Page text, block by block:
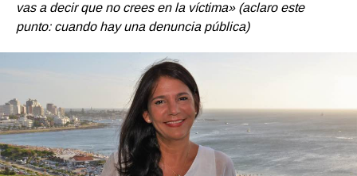
vas a decir que no crees en la víctima» (aclaro este
punto: cuando hay una denuncia pública)